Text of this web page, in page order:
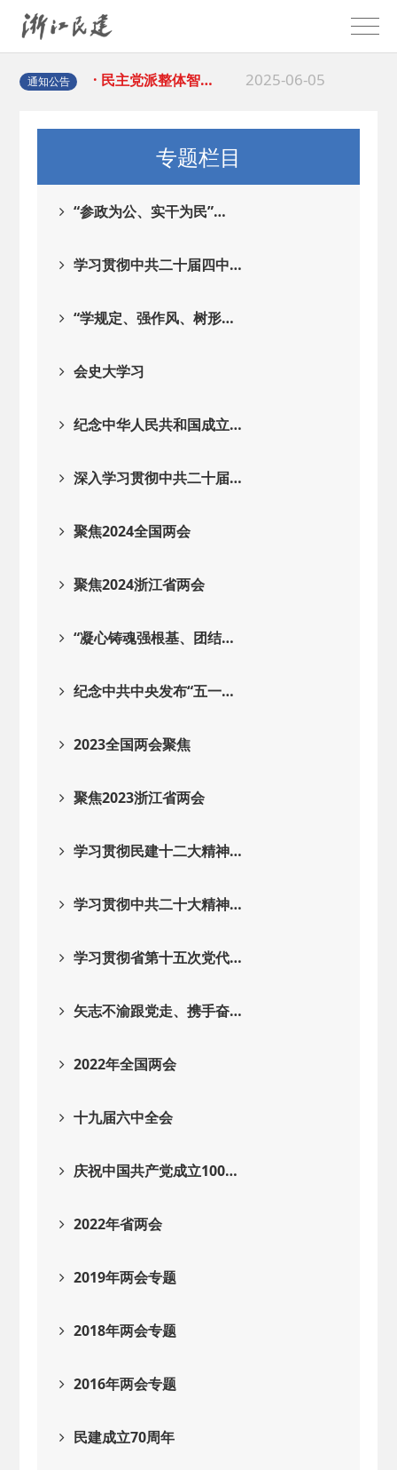
通知公告
· 民主党派整体智…
· 民建省委会民主… 2025-04-10
· 中国民主建国会… 2025-02-24
· 中国民主建国会… 2024-08-28
专题栏目
“参政为公、实干为民”…
学习贯彻中共二十届四中…
“学规定、强作风、树形…
会史大学习
纪念中华人民共和国成立…
深入学习贯彻中共二十届…
聚焦2024全国两会
聚焦2024浙江省两会
“凝心铸魂强根基、团结…
纪念中共中央发布“五一…
2023全国两会聚焦
聚焦2023浙江省两会
学习贯彻民建十二大精神…
学习贯彻中共二十大精神…
学习贯彻省第十五次党代…
矢志不渝跟党走、携手奋…
2022年全国两会
十九届六中全会
庆祝中国共产党成立100…
2022年省两会
2019年两会专题
2018年两会专题
2016年两会专题
民建成立70周年